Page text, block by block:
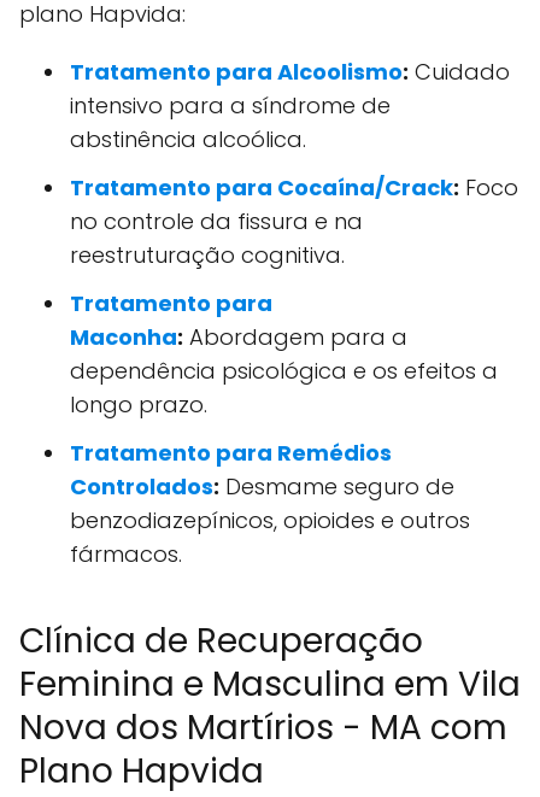
plano Hapvida:
Tratamento para Alcoolismo: Cuidado
intensivo para a síndrome de
abstinência alcoólica.
Tratamento para Cocaína/Crack: Foco
no controle da fissura e na
reestruturação cognitiva.
Tratamento para
Maconha: Abordagem para a
dependência psicológica e os efeitos a
longo prazo.
Tratamento para Remédios
Controlados: Desmame seguro de
benzodiazepínicos, opioides e outros
fármacos.
Clínica de Recuperação
Feminina e Masculina em Vila
Nova dos Martírios - MA com
Plano Hapvida